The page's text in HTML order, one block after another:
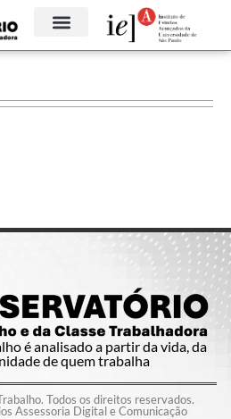
é analisado a partir da vida, da
de quem trabalha
Todos os direitos reservados.
Assessoria Digital e Comunicação